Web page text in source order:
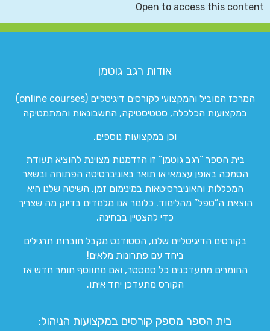
Open to access this content
אודות רגב גוטמן
המרכז המוביל והמקצועי לקורסים דיגיטליים (online courses)
במקצועות הכלכלה, סטטיסטיקה, החשבונאות והמתמטיקה
וכן במקצועות נוספים.
בית הספר “רגב גוטמן” זו הזדמנות מצוינת להוציא תעודת
הסמכה באופן עצמאי או תואר באוניברסיטה הפתוחה ובשאר
המכללות והאוניברסיטאות במינימום זמן. השיטה שלנו היא
הוצאת ה”טפל” מהלימוד. כלומר אנו מלמדים בדיוק מה שצריך
כדי להצטיין בבחינה.
בקורסים הדיגיטליים שלנו, הסטודנט מקבל חוברות תרגילים
ביחד עם פתרונות מלאים!
החומרים מתעדכנים כל סמסטר, ואם מתווסף חומר חדש אז
הקורס מתעדכן יחד איתו.
בית הספר מספק קורסים במקצועות הניהול: